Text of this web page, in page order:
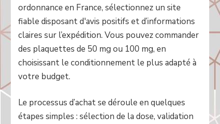
ordonnance en France, sélectionnez un site
fiable disposant d'avis positifs et d’informations
claires sur l’expédition. Vous pouvez commander
des plaquettes de 50 mg ou 100 mg, en
choisissant le conditionnement le plus adapté à
votre budget.
Le processus d’achat se déroule en quelques
étapes simples : sélection de la dose, validation